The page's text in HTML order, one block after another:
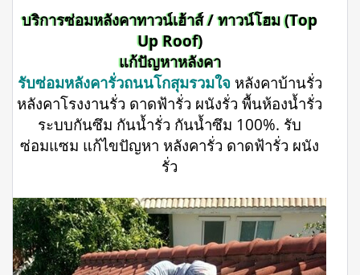
บริการซ่อมหลังคาทาวน์เฮ้าส์ / ทาวน์โฮม (Top
Up Roof)
แก้ปัญหาหลังคา
รับซ่อมหลังคารั่วถนนโกสุมรวมใจหลังคาบ้านรั่ว
หลังคาโรงงานรั่ว ดาดฟ้ารั่ว ผนังรั่ว พื้นห้องน้ำรั่ว
ระบบกันซึม กันน้ำรั่ว กันน้ำซึม 100%. รับ
ซ่อมแซม แก้ไขปัญหา หลังคารั่ว ดาดฟ้ารั่ว ผนัง
รั่ว